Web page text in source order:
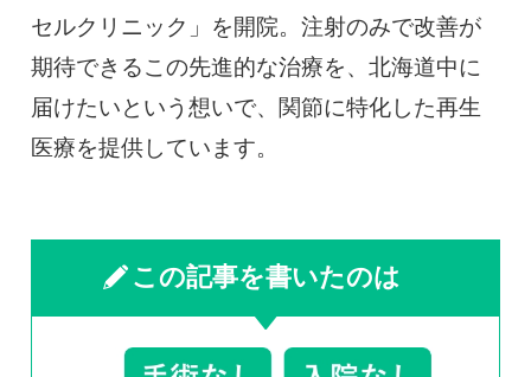
セルクリニック」を開院。注射のみで改善が
期待できるこの先進的な治療を、北海道中に
届けたいという想いで、関節に特化した再生
医療を提供しています。
この記事を書いたのは